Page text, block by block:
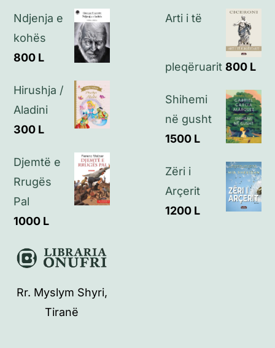
Politikat e privatësisë
Kontakt
Ndjenja e
kohës
800 L
Hirushja /
Aladini
300 L
Djemtë e
Rrugës
Pal
1000 L
Arti i të
pleqëruarit 800 L
Shihemi
në gusht
1500 L
Zëri i
Arçerit
1200 L
Rr. Myslym Shyri,
Tiranë